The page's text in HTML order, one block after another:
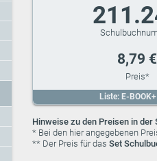
Liste: E-
8,79 €
Hinweise zu den Preisen in der
* Bei den hier angegebenen
** Der Preis für das Set